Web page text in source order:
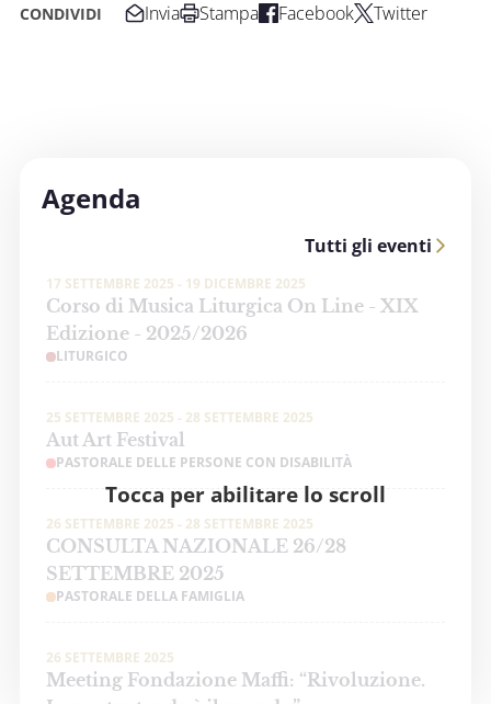
CONDIVIDI Invia Stampa Facebook Twitter
Agenda
Tutti gli eventi
Tocca per abilitare lo scroll
17 SETTEMBRE 2025 - 19 DICEMBRE 2025
Corso di Musica Liturgica On Line - XIX
Edizione - 2025/2026
LITURGICO
25 SETTEMBRE 2025 - 28 SETTEMBRE 2025
Aut Art Festival
PASTORALE DELLE PERSONE CON DISABILITÀ
26 SETTEMBRE 2025 - 28 SETTEMBRE 2025
CONSULTA NAZIONALE 26/28
SETTEMBRE 2025
PASTORALE DELLA FAMIGLIA
26 SETTEMBRE 2025
Meeting Fondazione Maffi: “Rivoluzione.